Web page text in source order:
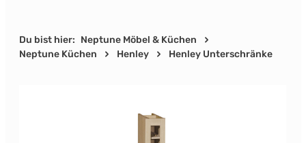
Du bist hier: Neptune Möbel & Küchen
Neptune Küchen
Henley Henley Unterschränke